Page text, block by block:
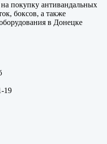
покупку антивандальных
боксов, а также
в Донецке
19